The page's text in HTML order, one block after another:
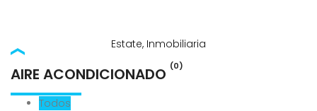
AIRE ACONDICIONADO (0)
Todos